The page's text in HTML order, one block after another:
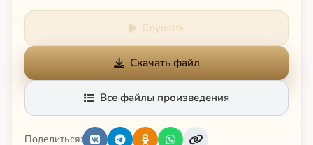
Слушать
Скачать файл
Все файлы произведения
Поделиться: